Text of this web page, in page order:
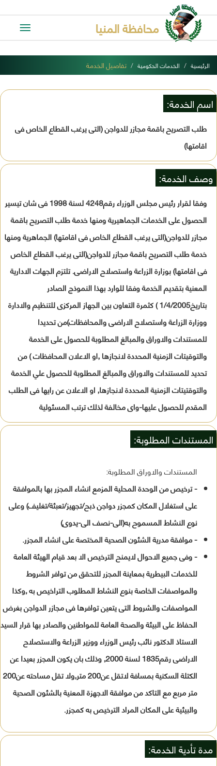
Toggle
محافظة المنيا
الرئيسية الخدمات الحكومية تفاصيل الخدمة
اسم الخدمة:
طلب التصريح باقمة مجازر للدواجن (التى يرغب القطاع الخاص فى
اقامتها)
وصف الخدمة:
وفقا لقرار رئيس مجلس الوزراء رقم4248 لسنة 1998 فى شان تيسير
الحصول على الخدمات الجماهيرية ومنها خدمة طلب التصريح باقمة
مجازر للدواجن(التى يرغب القطاع الخاص فى اقامتها) الجماهرية ومنها
خدمة طلب التصريح باقمة مجازر للدواجن(التى يرغب القطاع الخاص
فى اقامتها) بوزارة الزراعة واستصلاح الاراضى. تلتزم الجهات الادارية
المعنية بتقديم الخدمة وفقا للوارد بهذا النموذج الصادر
بتاريخ1/4/2005 ) كثمرة التعاون بين الجهاز المركزى للتنظيم والادارة
ووزارة الزراعة واستصلاح الاراضى والمحافظات)من تحديدا
للمستندات والاوراق والمبالغ المطلوبة للحصول على الخدمة
والتوقيتات الزمنية المحددة لانجازها ,او الاعلان المحافظات ) من
تحديد للمستندات والاوراق والمبالغ المطلوبة للحصول علي الخدمة
والتوقتيتات الزمنية المحددة لانجازها, او الاعلان عن رايها فى الطلب
المقدم للحصول عليها-واى مخالفة لذلك ترتب المسئولية
المستندات المطلوبة:
المستندات والاوراق المطلوبة:
- ترخيص من الوحدة المحلية المزمع انشاء المجزر بها بالموافقة
على استغلال المكان كمجزر دواجن ذبح/تجهيز/تعبئة/تغليف) وعلى
نوع النشاط المسموح به(الى-نصف الى-يدوى)
- موافقة مدرية الشئون الصحية المختصة على انشاء المجزر.
- وفى جميع الاحوال لايمنح الترخيص الا بعد قيام الهيئة العامة
للخدمات البيطرية بمعاينة المجزر للتحقق من توافر الشروط
والمواصفات الخاصة بنوع النشاط المطلوب التراخيص به ,وكذا
المواصفات والشروط التى يتعين توافرها فى مجازر الدواجن بغرض
الحفاظ على البيئة والصحة العامة للمواطنين والصادر بها قرار السيد
الاستاذ الدكتور نائب رئيس الوزراء ووزير الزراعة والاستصلاح
الاراضى رقم1835 لسنة 2000, وذلك بان يكون المجزر بعيدا عن
الكتلة السكنية بمسافة لاتقل عن200 متر,ولا تقل مساحته عن200
متر مربع مع التاكد من موافقة الاجهزة المعنية بالشئون الصحية
والبيئية على المكان المراد الترخيص به كمجزر.
مدة تأدية الخدمة: